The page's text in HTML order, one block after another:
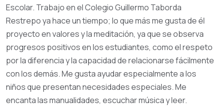
Escolar. Trabajo en el Colegio Guillermo Taborda
Restrepo ya hace un tiempo; lo que más me gusta de él
proyecto en valores y la meditación, ya que se observa
progresos positivos en los estudiantes, como el respeto
por la diferencia y la capacidad de relacionarse fácilmente
con los demás. Me gusta ayudar especialmente a los
niños que presentan necesidades especiales. Me
encanta las manualidades, escuchar música y leer.